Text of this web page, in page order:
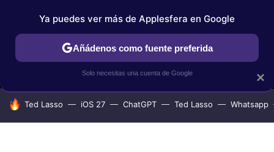
MENÚ NUEVO
TUTORIALES APPLESFERA SELECCIÓN
HOY SE HABLA DE
Ted Lasso iOS 27 ChatGPT Ted Lasso Whatsapp
×
Ya puedes ver más de Applesfera en Google
Añádenos como fuente preferida
Solo necesitas una cuenta de Google